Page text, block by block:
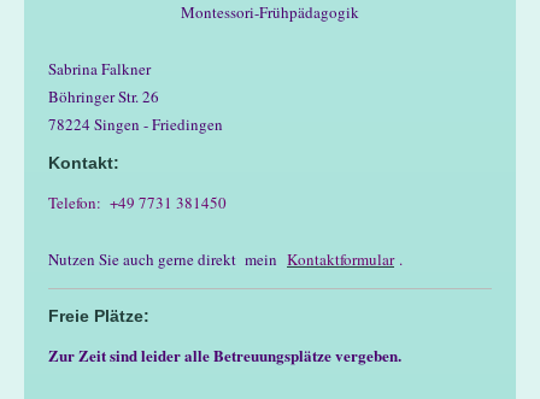
Montessori-Frühpädagogik
Sabrina Falkner
Böhringer Str. 26
78224 Singen - Friedingen
Kontakt:
Telefon: +49 7731 381450
Nutzen Sie auch gerne direkt mein Kontaktformular.
Freie Plätze:
Zur Zeit sind leider alle Betreuungsplätze vergeben.